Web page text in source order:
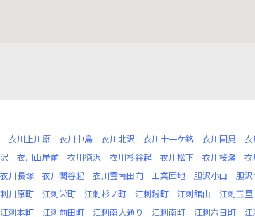
衣川上川原 衣川中島 衣川北沢 衣川十一ケ銘 衣川国見 衣
衣川山岸前 衣川徳沢 衣川杉谷起 衣川松下 衣川桜瀬 衣
衣川長塚 衣川関谷起 衣川雲南田向 工業団地 胆沢小山 胆沢
川原町 江刺栄町 江刺杉ノ町 江刺銭町 江刺館山 江刺玉里
江刺本町 江刺前田町 江刺南大通り 江刺南町 江刺六日町 江